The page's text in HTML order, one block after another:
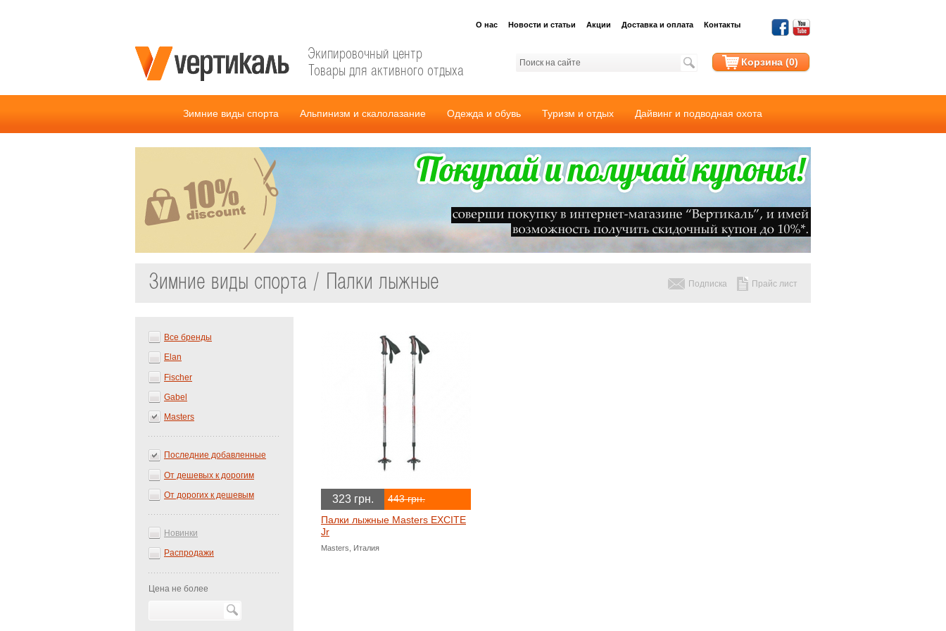
Экипировочный центр
Товары для активного отдыха
Корзина (0)
О нас Новости и статьи Акции Доставка и оплата Контакты
Зимние виды спорта Альпинизм и скалолазание Одежда и обувь Туризм и отдых Дайвинг и подводная охота
Подписка Прайс лист
Зимние виды спорта / Палки лыжные
Все бренды
Elan
Fischer
Gabel
Masters
Последние добавленные
От дешевых к дорогим
От дорогих к дешевым
Новинки
Распродажи
Цена не более
323 грн. 443 грн.
Палки лыжные Masters EXCITE
Jr
Masters, Италия